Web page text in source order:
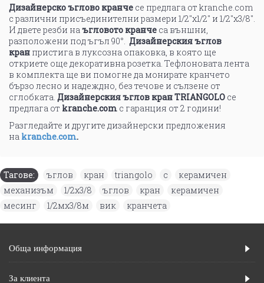
Дизайнерско ъглово кранче се предлага от kranche.com
с различни присъединителни размери 1/2''х1/2'' и 1/2''х3/8''.
И двете резби наъгловото кранче са външни,
разположени под ъгъл 90°. Дизайнерския ъглов
кран пристига в луксозна опаковка, в която ще
откриете още декоративна розетка. Тефлоновата лента
в комплекта ще ви помогне да монирате кранчето
бързо лесно и надеждно, без течове и сълзене от
сглобката. Дизайнерския ъглов кранTRIANGOLO се
предлага от kranche.com с гаранция от 2 години!
Разгледайте и другите дизайнерски предложения
на kranche.com.
Тагове: ъглов кран triangolo с керамичен
механизъм
1/2х3/8 ъглов кран керамичен
месинг
1/2мх3/8м вик кранчета
Обща информация
За клиента